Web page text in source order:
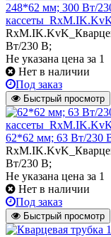
248*62 мм; 300 Вт/
Вт/230 В;
Не указана цена за 1
Нет в наличии
Под заказ
Быстрый просмотр
62*62 мм; 63 Вт/230
Вт/230 В;
Не указана цена за 1
Нет в наличии
Под заказ
Быстрый просмотр